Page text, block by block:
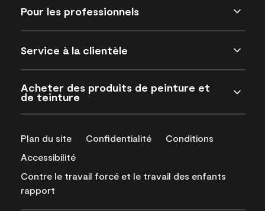
Pour les professionnels
Service à la clientèle
Acheter des produits de peinture et
de teinture
Plan du site Confidentialité
Conditions
Accessibilité
Contre le travail forcé et le travail des enfants
rapport